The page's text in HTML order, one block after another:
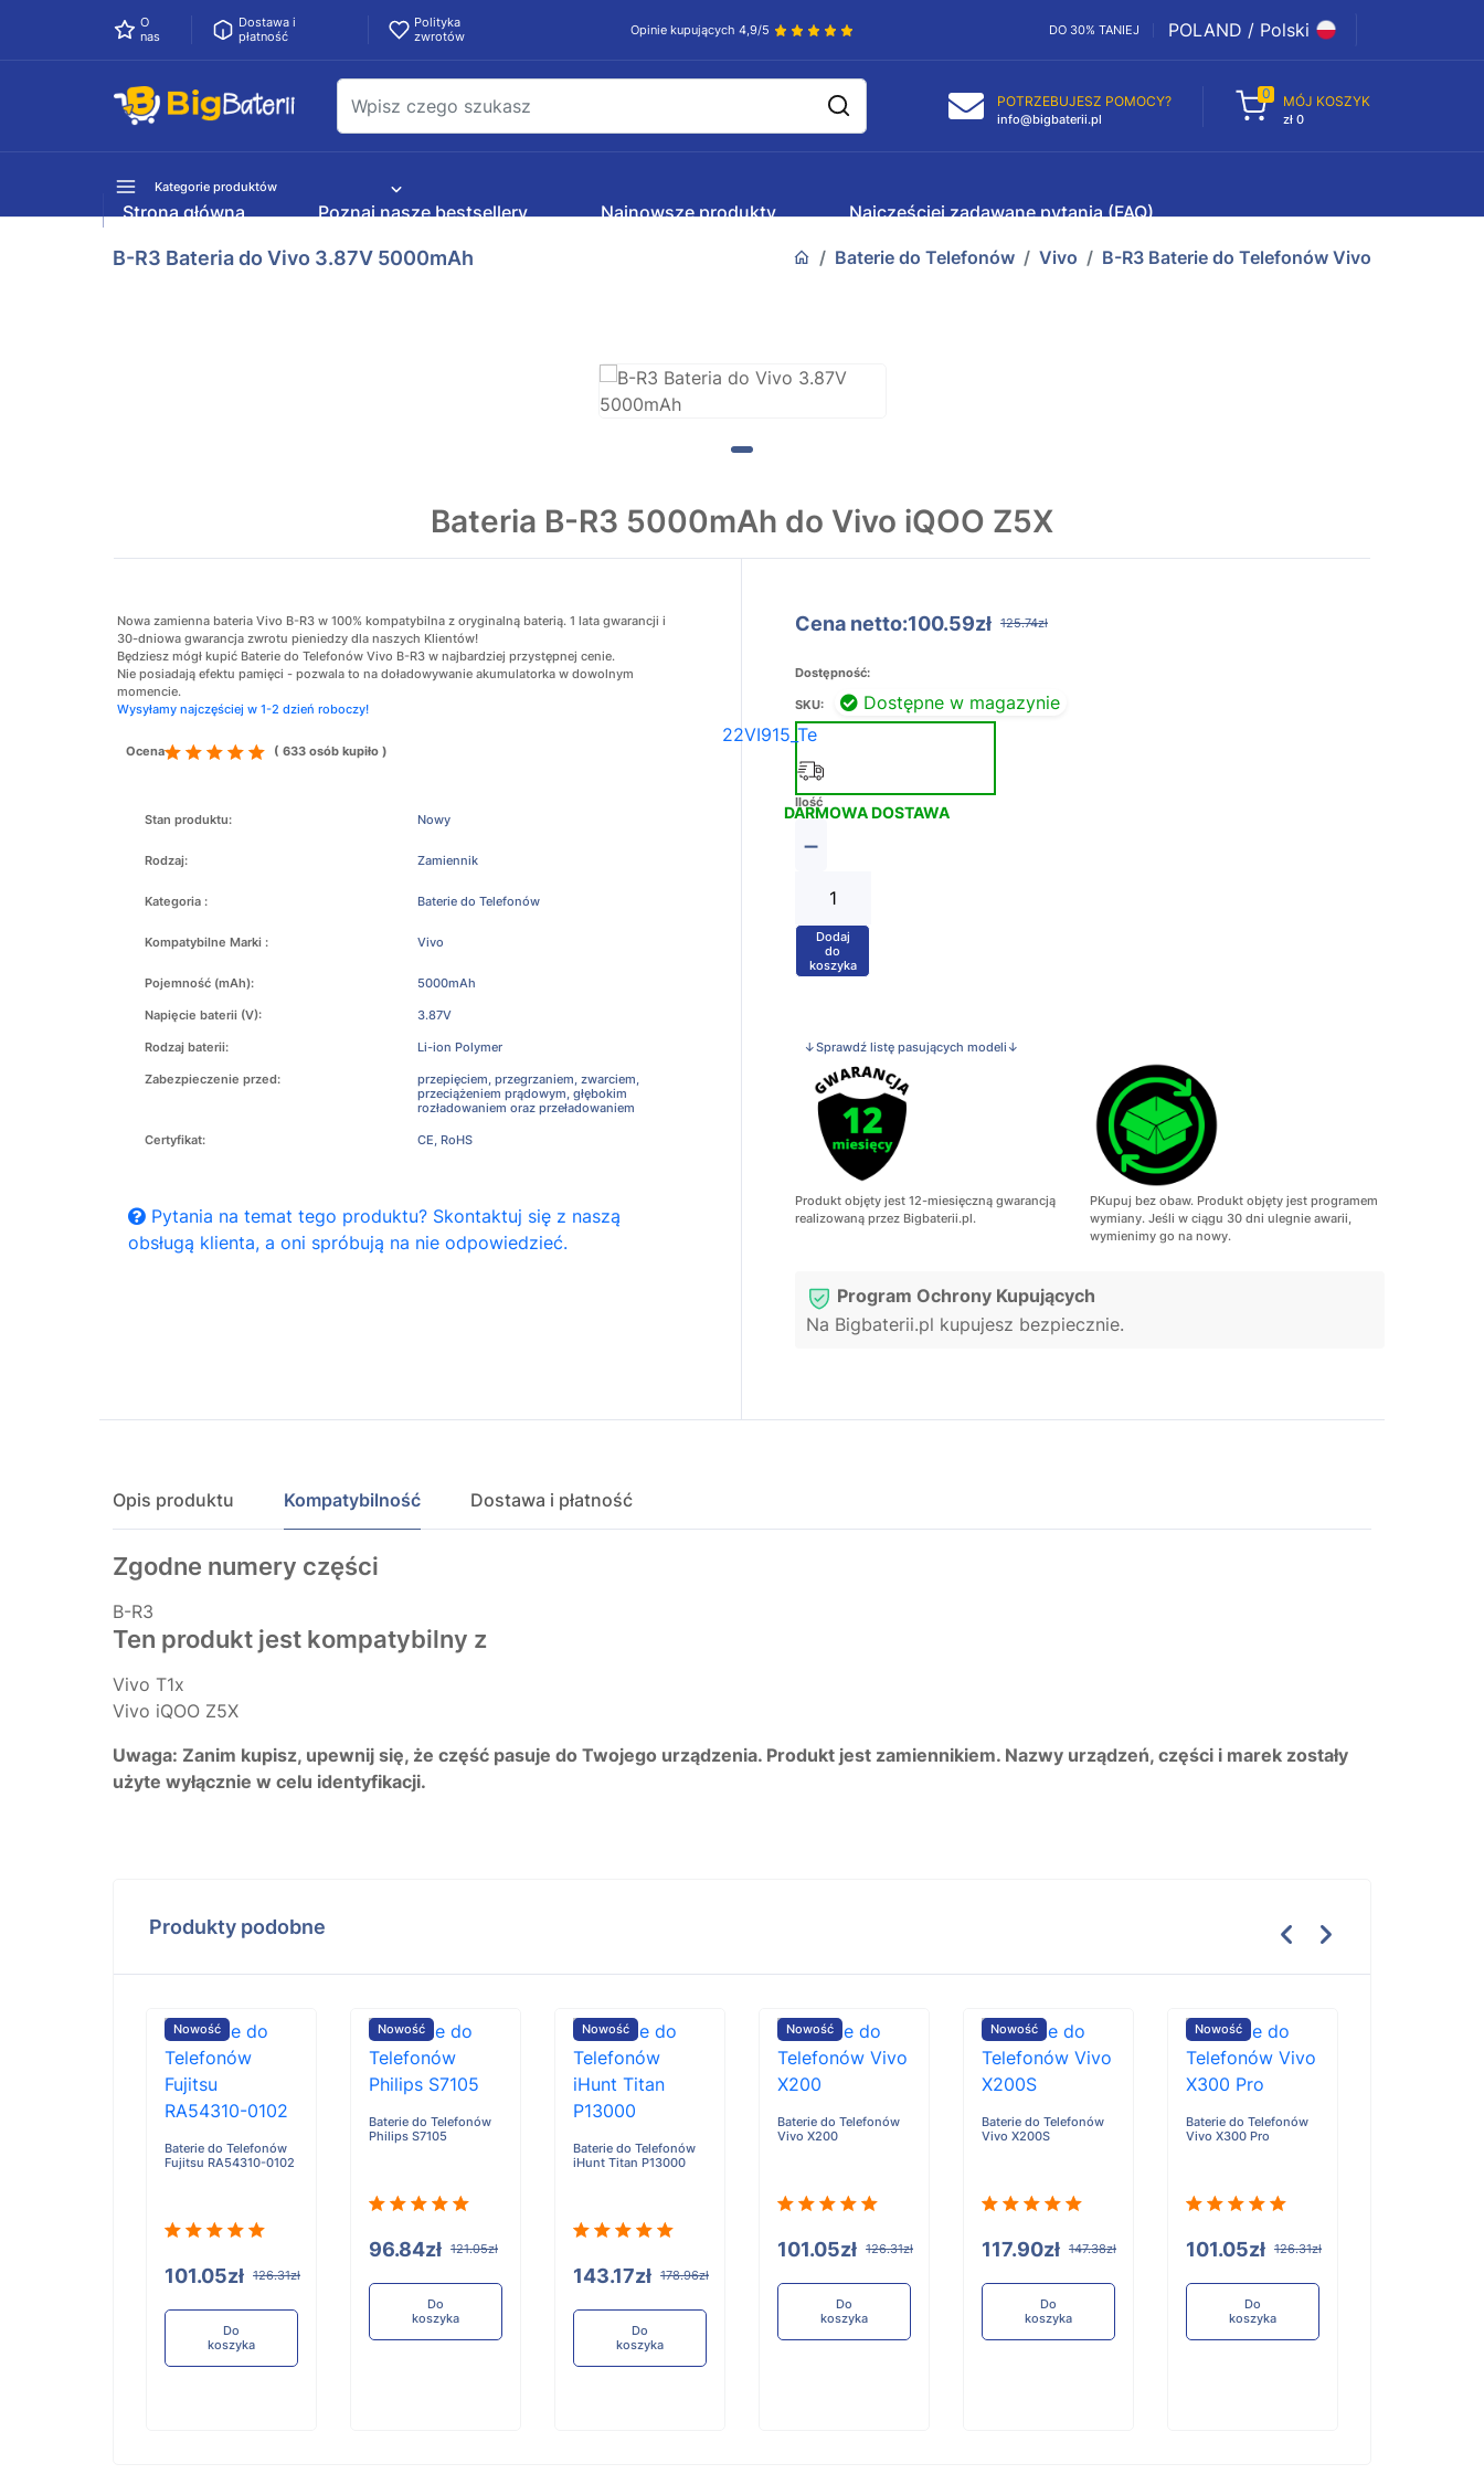
O
nas
Dostawa i
płatność
Polityka
zwrotów
Opinie kupujących 4,9/5 DO 30% TANIEJ POLAND / Polski
POTRZEBUJESZ POMOCY?
info@bigbaterii.pl
0 MÓJ KOSZYK
zł 0
Kategorie produktów
Strona główna Poznaj nasze bestsellery Najnowsze produkty Najczęściej zadawane pytania (FAQ)
B-R3 Bateria do Vivo 3.87V 5000mAh Baterie do Telefonów Vivo B-R3 Baterie do Telefonów Vivo
Bateria B-R3 5000mAh do Vivo iQOO Z5X
Nowa zamienna bateria Vivo B-R3 w 100% kompatybilna z oryginalną baterią. 1 lata gwarancji i
30-dniowa gwarancja zwrotu pieniedzy dla naszych Klientów!
Będziesz mógł kupić Baterie do Telefonów Vivo B-R3 w najbardziej przystępnej cenie.
Nie posiadają efektu pamięci - pozwala to na doładowywanie akumulatorka w dowolnym
momencie.
Wysyłamy najczęściej w 1-2 dzień roboczy!
Ocena ( 633 osób kupiło )
Stan produktu: Nowy
Rodzaj: Zamiennik
Kategoria : Baterie do Telefonów
Kompatybilne Marki : Vivo
Pojemność (mAh): 5000mAh
Napięcie baterii (V): 3.87V
Rodzaj baterii: Li-ion Polymer
Zabezpieczenie przed:
przepięciem, przegrzaniem, zwarciem,
przeciążeniem prądowym, głębokim
rozładowaniem oraz przeładowaniem
Certyfikat: CE, RoHS
Pytania na temat tego produktu? Skontaktuj się z naszą
obsługą klienta, a oni spróbują na nie odpowiedzieć.
Cena netto:100.59zł 125.74zł
Dostępność:
Dostępne w magazynie
SKU:
22VI915_Te
DARMOWA DOSTAWA
Ilość
−
+
Dodaj
do
koszyka
↓Sprawdź listę pasujących modeli↓
Produkt objęty jest 12-miesięczną gwarancją
realizowaną przez Bigbaterii.pl.
PKupuj bez obaw. Produkt objęty jest programem
wymiany. Jeśli w ciągu 30 dni ulegnie awarii,
wymienimy go na nowy.
Program Ochrony Kupujących
Na Bigbaterii.pl kupujesz bezpiecznie.
Opis produktu Kompatybilność Dostawa i płatność
Zgodne numery części
B-R3
Ten produkt jest kompatybilny z
Vivo T1x
Vivo iQOO Z5X
Uwaga: Zanim kupisz, upewnij się, że część pasuje do Twojego urządzenia. Produkt jest zamiennikiem. Nazwy urządzeń, części i marek zostały
użyte wyłącznie w celu identyfikacji.
Produkty podobne
Nowość
Baterie do Telefonów
Fujitsu RA54310-0102
101.05zł 126.31zł
Do
koszyka
Nowość
Baterie do Telefonów
Philips S7105
96.84zł 121.05zł
Do
koszyka
Nowość
Baterie do Telefonów
iHunt Titan P13000
143.17zł 178.96zł
Do
koszyka
Nowość
Baterie do Telefonów
Vivo X200
101.05zł 126.31zł
Do
koszyka
Nowość
Baterie do Telefonów
Vivo X200S
117.90zł 147.38zł
Do
koszyka
Nowość
Baterie do Telefonów
Vivo X300 Pro
101.05zł 126.31zł
Do
koszyka